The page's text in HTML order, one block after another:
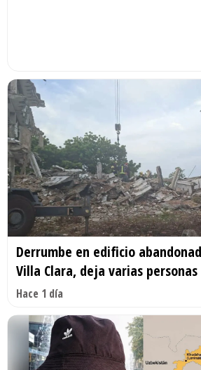
Derrumbe en edificio
Villa Clara, deja varias
Hace 1 día